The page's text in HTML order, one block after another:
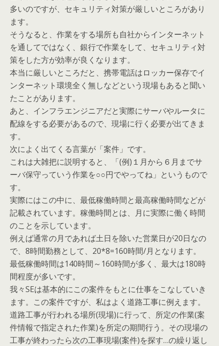
多いのですが、セキュリティ対策が厳しいところがあり
ます。
そうなると、作業をする場所も自社からインターネット
を通してではなく、銀行で作業をして、セキュリティ対
策をした方が効率が良くなります。
本当に厳しいところだと、携帯電話はロッカー保存でイ
ンターネット環境全く無しなどという現場もあると聞い
たことがあります。
あと、インフラエンジニアだと実際にサーバやルータに
配線をする必要があるので、現場に行く必要が出てきま
す。
次によく出てくる言葉が「案件」です。
これは大雑把に説明すると、「(例)１月から６月までサ
ーバ保守っていう作業を○○円でやってね」というもので
す。
実際にはこの中に、最低稼働時間と最高稼働時間などが
記載されています。稼働時間とは、月に実際に働く時間
のことを示しています。
例えば通常の月であれば土日を除いた営業日が20日なの
で、8時間勤務として、20*8=160時間/月となります。
最低稼働時間は140時間～160時間が多く、最大は180時
間程度が多いです。
我々SEは基本的にこの案件をもとに仕事をこなしていき
ます。この案件ですが、私はよく道路工事に例えます。
道路工事が行われる場所(現場)に行って、所定の作業(案
件情報で指定された作業)を所定の期間行う。その現場の
工事が終わったら次の工事現場(案件)を探す…の繰り返し